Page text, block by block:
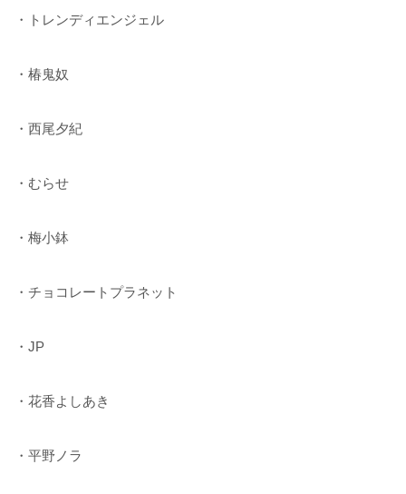
・トレンディエンジェル
・椿鬼奴
・西尾夕紀
・むらせ
・梅小鉢
・チョコレートプラネット
・JP
・花香よしあき
・平野ノラ